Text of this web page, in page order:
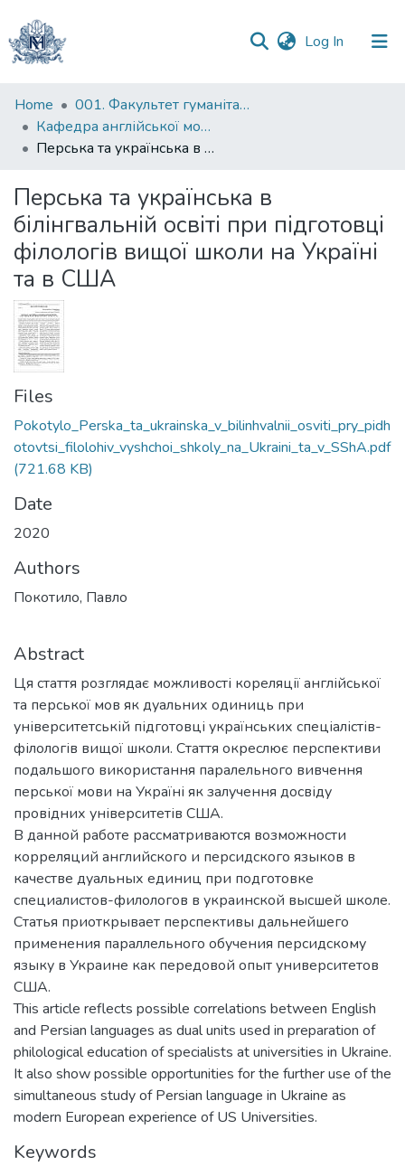
Log In (current)
Communities
&
Collections
Statistics
Home
001. Факультет гуманітарних наук
Кафедра англійської мови
Перська та українська в білінгвальній освіті при підготовці філологів вищої школи на Україні та в США
Перська та українська в
білінгвальній освіті при підготовці
філологів вищої школи на Україні
та в США
Files
Pokotylo_Perska_ta_ukrainska_v_bilinhvalnii_osviti_pry_pidh
otovtsi_filolohiv_vyshchoi_shkoly_na_Ukraini_ta_v_SShA.pdf
(721.68 KB)
Date
2020
Authors
Покотило, Павло
Abstract
Ця стаття розглядає можливості кореляції англійської
та перської мов як дуальних одиниць при
університетській підготовці українських спеціалістів-
філологів вищої школи. Стаття окреслює перспективи
подальшого використання паралельного вивчення
перської мови на Україні як залучення досвіду
провідних університетів США.
В данной работе рассматриваются возможности
корреляций английского и персидского языков в
качестве дуальных единиц при подготовке
специалистов-филологов в украинской высшей школе.
Статья приоткрывает перспективы дальнейшего
применения параллельного обучения персидскому
языку в Украине как передовой опыт университетов
США.
This article reflects possible correlations between English
and Persian languages as dual units used in preparation of
philological education of specialists at universities in Ukraine.
It also show possible opportunities for the further use of the
simultaneous study of Persian language in Ukraine as
modern European experience of US Universities.
Keywords